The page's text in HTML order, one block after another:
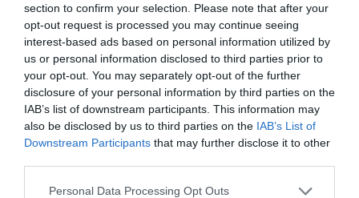
section to confirm your selection. Please note that after your
opt-out request is processed you may continue seeing
interest-based ads based on personal information utilized by
us or personal information disclosed to third parties prior to
your opt-out. You may separately opt-out of the further
disclosure of your personal information by third parties on the
IAB’s list of downstream participants. This information may
also be disclosed by us to third parties on the IAB’s List of
Downstream Participants that may further disclose it to other
Please note that this website/app uses one or more Google
Personal Data Processing Opt Outs
08.08.2026 | 09:02
«Η απόλυτη τραγωδία»: Η «αιχμηρή» ανάρτηση
του Αρκά για τα τατουάζ (φωτο)